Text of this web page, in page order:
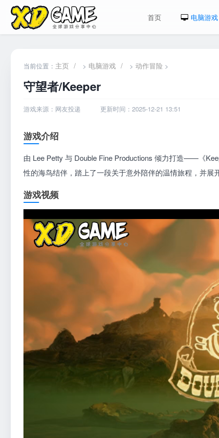
首页 电脑游戏
当前位置： 主页 / > 电脑游戏 / > 动作冒险 >
守望者/Keeper
游戏来源：网友投递 更新时间：2025-12-21 13:51
游戏介绍
由 Lee Petty 与 Double Fine Productions 倾力打造——《
性的海鸟结伴，踏上了一段关于意外陪伴的温情旅程，并展
游戏视频